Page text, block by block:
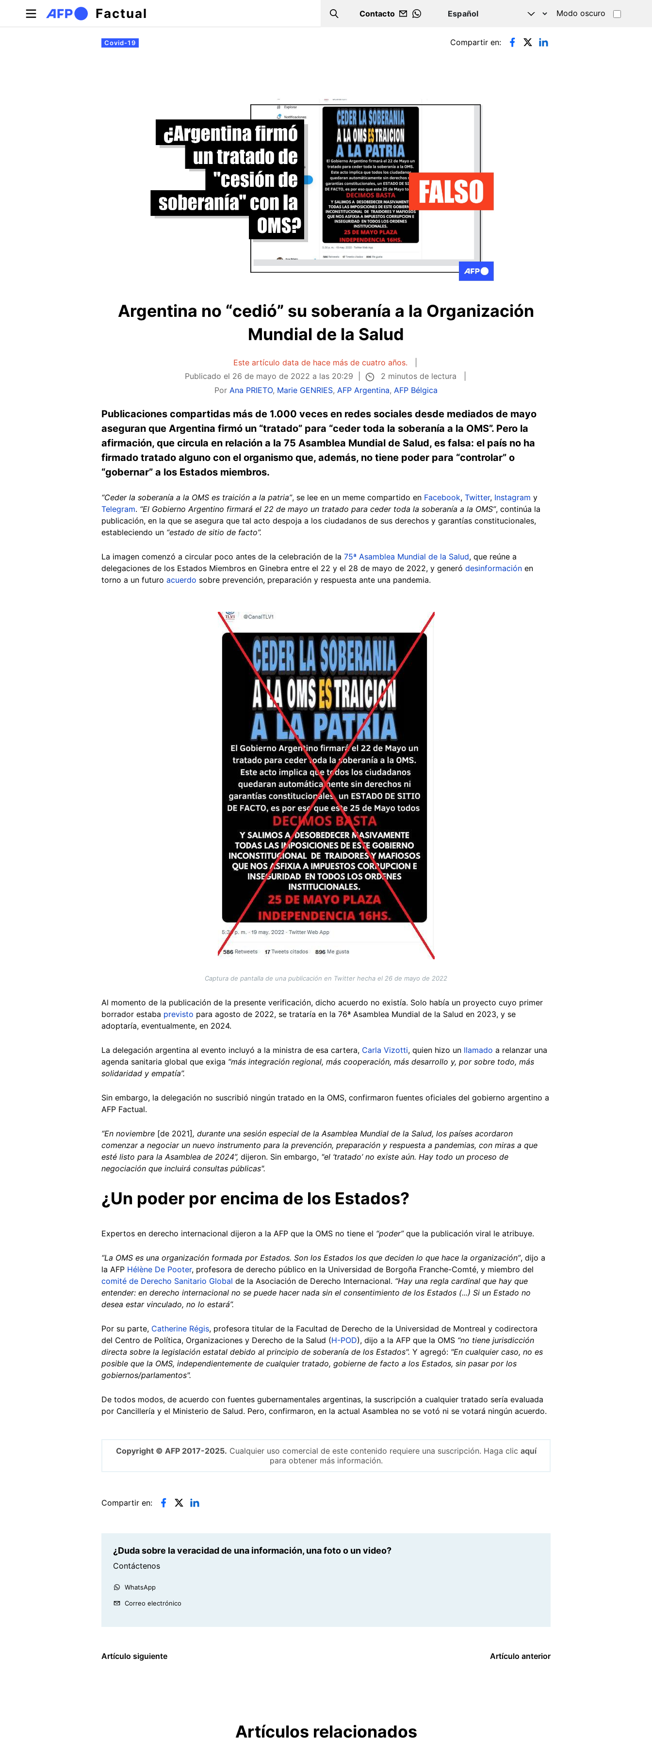
Pasar al contenido principal
Factual Search
Contacto
WHATSAPP
Modo oscuro
Solapas principales
Covid-19 Compartir en:
Argentina no “cedió” su soberanía a la Organización
Mundial de la Salud
Este artículo data de hace más de cuatro años.
Publicado el 26 de mayo de 2022 a las 20:29
2 minutos de lectura
Por Ana PRIETO, Marie GENRIES, AFP Argentina, AFP Bélgica
Publicaciones compartidas más de 1.000 veces en redes sociales desde mediados de mayo
aseguran que Argentina firmó un “tratado” para “ceder toda la soberanía a la OMS”. Pero la
afirmación, que circula en relación a la 75 Asamblea Mundial de Salud, es falsa: el país no ha
firmado tratado alguno con el organismo que, además, no tiene poder para “controlar” o
“gobernar” a los Estados miembros.
“Ceder la soberanía a la OMS es traición a la patria”, se lee en un meme compartido en Facebook, Twitter, Instagram y
Telegram. “El Gobierno Argentino firmará el 22 de mayo un tratado para ceder toda la soberanía a la OMS”, continúa la
publicación, en la que se asegura que tal acto despoja a los ciudadanos de sus derechos y garantías constitucionales,
estableciendo un “estado de sitio de facto”.
La imagen comenzó a circular poco antes de la celebración de la 75ª Asamblea Mundial de la Salud, que reúne a
delegaciones de los Estados Miembros en Ginebra entre el 22 y el 28 de mayo de 2022, y generó desinformación en
torno a un futuro acuerdo sobre prevención, preparación y respuesta ante una pandemia.
Captura de pantalla de una publicación en Twitter hecha el 26 de mayo de 2022
Al momento de la publicación de la presente verificación, dicho acuerdo no existía. Solo había un proyecto cuyo primer
borrador estaba previsto para agosto de 2022, se trataría en la 76ª Asamblea Mundial de la Salud en 2023, y se
adoptaría, eventualmente, en 2024.
La delegación argentina al evento incluyó a la ministra de esa cartera, Carla Vizotti, quien hizo un llamado a relanzar una
agenda sanitaria global que exiga “más integración regional, más cooperación, más desarrollo y, por sobre todo, más
solidaridad y empatía”.
Sin embargo, la delegación no suscribió ningún tratado en la OMS, confirmaron fuentes oficiales del gobierno argentino a
AFP Factual.
“En noviembre [de 2021], durante una sesión especial de la Asamblea Mundial de la Salud, los países acordaron
comenzar a negociar un nuevo instrumento para la prevención, preparación y respuesta a pandemias, con miras a que
esté listo para la Asamblea de 2024”, dijeron. Sin embargo, "el ‘tratado’ no existe aún. Hay todo un proceso de
negociación que incluirá consultas públicas".
¿Un poder por encima de los Estados?
Expertos en derecho internacional dijeron a la AFP que la OMS no tiene el “poder”que la publicación viral le atribuye.
“La OMS es una organización formada por Estados. Son los Estados los que deciden lo que hace la organización”, dijo a
la AFP Hélène De Pooter, profesora de derecho público en la Universidad de Borgoña Franche-Comté, y miembro del
comité de Derecho Sanitario Global de la Asociación de Derecho Internacional. “Hay una regla cardinal que hay que
entender: en derecho internacional no se puede hacer nada sin el consentimiento de los Estados (...) Si un Estado no
desea estar vinculado, no lo estará”.
Por su parte, Catherine Régis, profesora titular de la Facultad de Derecho de la Universidad de Montreal y codirectora
del Centro de Política, Organizaciones y Derecho de la Salud (H-POD), dijo a la AFP que la OMS “no tiene jurisdicción
directa sobre la legislación estatal debido al principio de soberanía de los Estados". Y agregó: "En cualquier caso, no es
posible que la OMS, independientemente de cualquier tratado, gobierne de facto a los Estados, sin pasar por los
gobiernos/parlamentos".
De todos modos, de acuerdo con fuentes gubernamentales argentinas, la suscripción a cualquier tratado sería evaluada
por Cancillería y el Ministerio de Salud. Pero, confirmaron, en la actual Asamblea no se votó ni se votará ningún acuerdo.
Copyright © AFP 2017-2025. Cualquier uso comercial de este contenido requiere una suscripción. Haga clic aquí
para obtener más información.
Compartir en:
¿Duda sobre la veracidad de una información, una foto o un video?
Contáctenos
WhatsApp
Correo electrónico
Artículo siguiente Artículo anterior
Artículos relacionados